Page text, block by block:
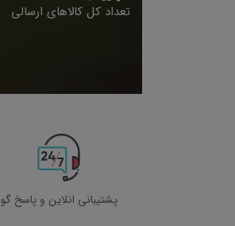
تعداد کل کالاهای ارسالی
پشتیبانی انلاین و پاسخ گو